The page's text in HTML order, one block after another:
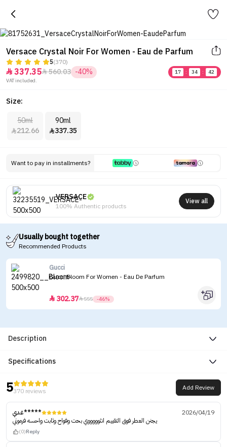
Versace Crystal Noir For Women - Eau de Parfum
5(370)
 337.35560.03 -40% 17 : 34 :
42
VAT included.
Size:
50ml
212.66
90ml
337.35
Want to pay in installments?
VERSACE
100% Authentic products
View all
Usually bought together
Recommended Products
Gucci
Gucci Bloom For Women - Eau De Parfum
 302.37555 -46%
Description
Specifications
5370 reviews Add Review
غدي*****
2026/04/19
يجنن العطر فوق التقييم انثوووووي بحت وفواح وثابت واحسه فرموني
(0)Reply